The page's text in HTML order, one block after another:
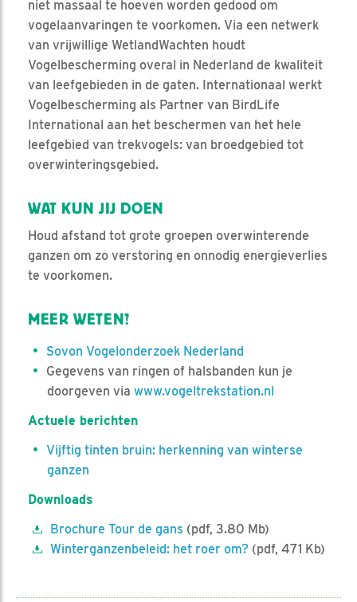
niet massaal te hoeven worden gedood om
vogelaanvaringen te voorkomen. Via een netwerk
van vrijwillige WetlandWachten houdt
Vogelbescherming overal in Nederland de kwaliteit
van leefgebieden in de gaten. Internationaal werkt
Vogelbescherming als Partner van BirdLife
International aan het beschermen van het hele
leefgebied van trekvogels: van broedgebied tot
overwinteringsgebied.
WAT KUN JIJ DOEN
Houd afstand tot grote groepen overwinterende
ganzen om zo verstoring en onnodig energieverlies
te voorkomen.
MEER WETEN?
Sovon Vogelonderzoek Nederland
Gegevens van ringen of halsbanden kun je
doorgeven via www.vogeltrekstation.nl
Actuele berichten
Vijftig tinten bruin: herkenning van winterse
ganzen
Downloads
Brochure Tour de gans (pdf, 3.80 Mb)
Winterganzenbeleid: het roer om? (pdf, 471 Kb)